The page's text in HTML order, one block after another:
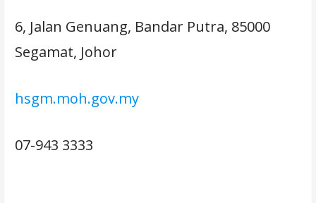
6, Jalan Genuang, Bandar Putra, 85000
Segamat, Johor
hsgm.moh.gov.my
07-943 3333